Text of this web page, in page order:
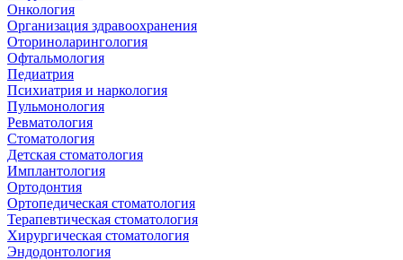
Онкология
Организация здравоохранения
Оториноларингология
Офтальмология
Педиатрия
Психиатрия и наркология
Пульмонология
Ревматология
Стоматология
Детская стоматология
Имплантология
Ортодонтия
Ортопедическая стоматология
Терапевтическая стоматология
Хирургическая стоматология
Эндодонтология